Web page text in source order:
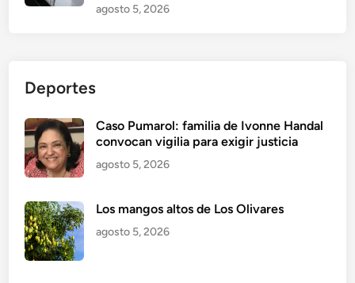
agosto 5, 2026
Deportes
Caso Pumarol: familia de Ivonne Handal
convocan vigilia para exigir justicia
agosto 5, 2026
Los mangos altos de Los Olivares
agosto 5, 2026